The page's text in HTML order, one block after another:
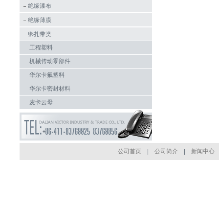
绝缘漆布
绝缘薄膜
绑扎带类
工程塑料
机械传动零部件
华尔卡氟塑料
华尔卡密封材料
麦卡云母
公司首页 公司简介 新闻中心